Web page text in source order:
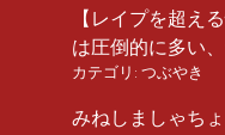
【レイプを超
は圧倒的に多い
カテゴリ: つぶやき
みねしましゃち